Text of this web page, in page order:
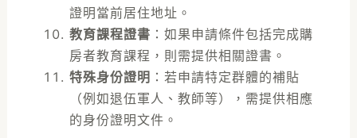
證明當前居住地址。
教育課程證書 ：如果申請條件包括完成購
房者教育課程，則需提供相關證書。
特殊身份證明 ：若申請特定群體的補貼
（例如退伍軍人、教師等），需提供相應
的身份證明文件。